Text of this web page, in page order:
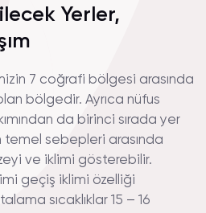
Yerler,
7 coğrafi bölgesi arasında
bölgedir. Ayrıca nüfus
da birinci sırada yer
temel sebepleri arasında
ve iklimi gösterebilir.
geçiş iklimi özelliği
sıcaklıklar 15 – 16